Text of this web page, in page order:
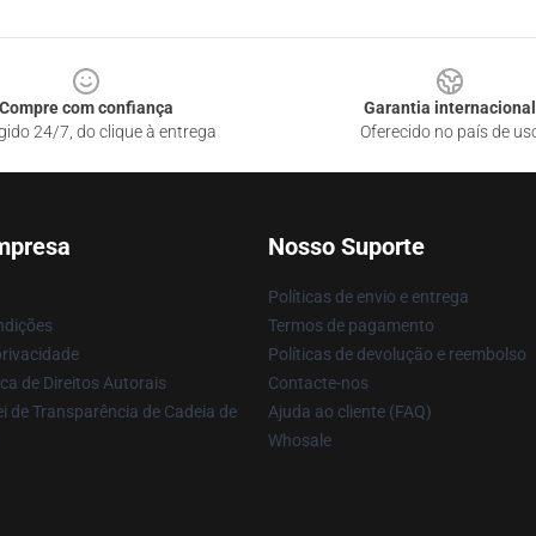
Compre com confiança
24/7, do clique à entrega
Garantia internacional
Oferecido no país de
de Direitos Autorais
de Transparência de Cadeia de
Nosso Suporte
Políticas de envio e entrega
Termos de pagamento
Políticas de devolução e reembolso
Contacte-nos
Ajuda ao cliente (FAQ)
Whosale